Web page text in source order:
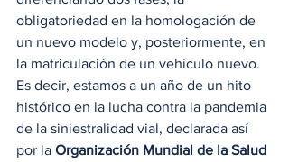
obligatoriedad en la homologación de
un nuevo modelo y, posteriormente, en
la matriculación de un vehículo nuevo.
Es decir, estamos a un año de un hito
histórico en la lucha contra la pandemia
de la siniestralidad vial, declarada así
por la Organización Mundial de la Salud